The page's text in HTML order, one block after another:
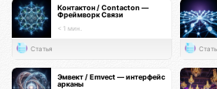
Контактон / Contacton —
Фреймворк Связи
< 1 мин.
Статья
Эмвект / Emvect — интерфейс
арканы